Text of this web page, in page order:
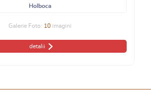
Holboca
Galerie Foto: 10imagini
detalii